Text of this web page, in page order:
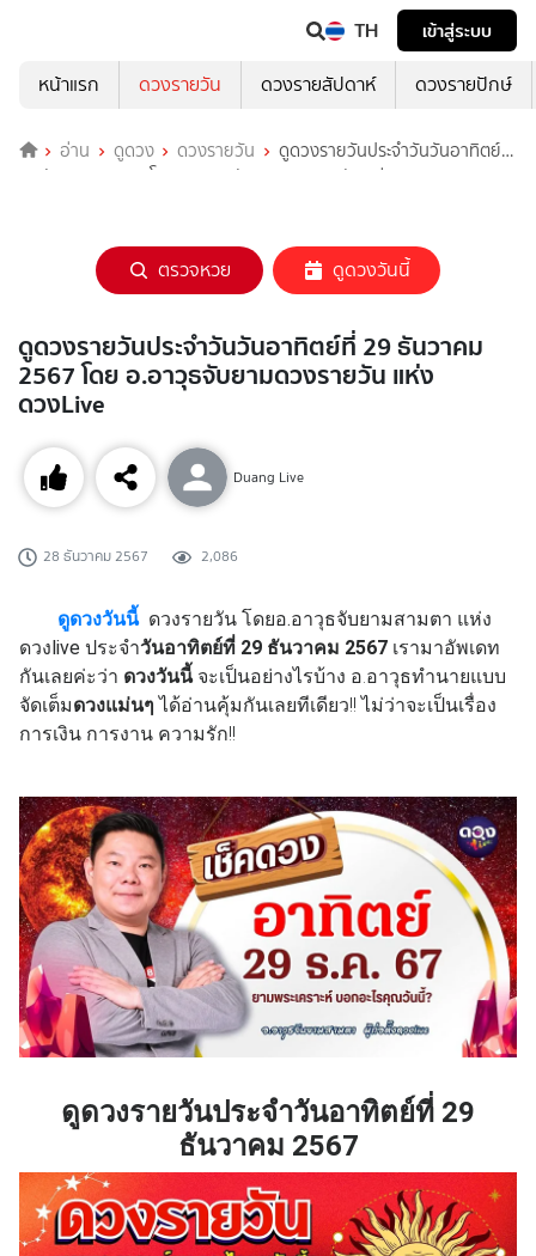
TH
เข้าสู่ระบบ
หน้าแรก
ดวงรายวัน ดวงรายสัปดาห์ ดวงรายปักษ์
อ่าน ดูดวง ดวงรายวัน
ดูดวงรายวันประจำวันวันอาทิตย์ที่
29 ธันวาคม 2567 โดย อ.อาวุธจับยามดวงรายวัน แห่งดวงLive
ตรวจหวย ดูดวงวันนี้
ดูดวงรายวันประจำวันวันอาทิตย์ที่ 29 ธันวาคม
2567 โดย อ.อาวุธจับยามดวงรายวัน แห่ง
ดวงLive
Duang Live
28 ธันวาคม 2567 2,086
ดูดวงวันนี้ ดวงรายวัน โดยอ.อาวุธจับยามสามตา แห่ง
ดวงlive ประจำวันอาทิตย์ที่ 29 ธันวาคม 2567 เรามาอัพเดท
กันเลยค่ะว่า ดวงวันนี้จะเป็นอย่างไรบ้าง อ.อาวุธทำนายแบบ
จัดเต็มดวงแม่นๆ ได้อ่านคุ้มกันเลยทีเดียว!! ไม่ว่าจะเป็นเรื่อง
การเงิน การงาน ความรัก!!
ดูดวงรายวันประจำวันอาทิตย์ที่ 29
ธันวาคม 2567